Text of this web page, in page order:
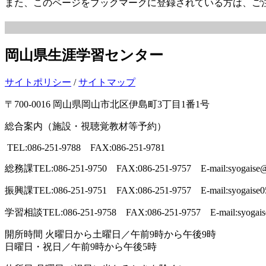
また、このページをブックマークに登録されている方は、ご
岡山県生涯学習センター
サイトポリシー /サイトマップ
〒700-0016 岡山県岡山市北区伊島町3丁目1番1号
総合案内（施設・視聴覚教材等予約）
TEL:086-251-9788 FAX:086-251-9781
総務課TEL:086-251-9750 FAX:086-251-9757 E-
振興課TEL:086-251-9751 FAX:086-251-9757 E-
学習相談TEL:086-251-9758 FAX:086-251-9757 E-
開所時間 火曜日から土曜日／午前9時から午後9時
日曜日・祝日／午前9時から午後5時